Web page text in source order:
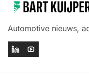
Automotive nieuws,